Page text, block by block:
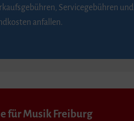
Servicegebühren und
anfallen.
für Musik Freiburg